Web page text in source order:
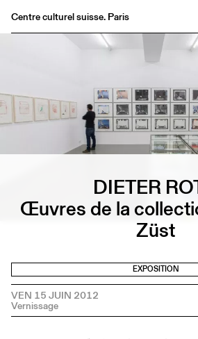
Centre culturel suisse. Paris
Archives
Éditions
FR/EN DIETER
Œuvres de la
Züst
EXPOSITION
VEN 15 JUIN 2012